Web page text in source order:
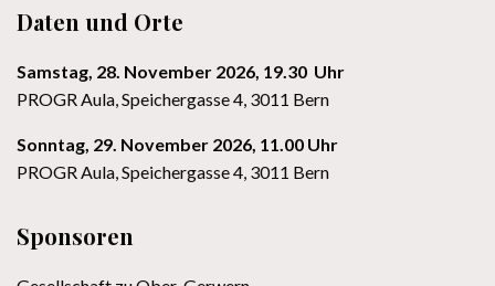
Daten und Orte
Samstag, 28. November 2026, 19.30 Uhr
PROGR Aula, Speichergasse 4, 3011 Bern
Sonntag, 29. November 2026, 11.00 Uhr
PROGR Aula, Speichergasse 4, 3011 Bern
Sponsoren